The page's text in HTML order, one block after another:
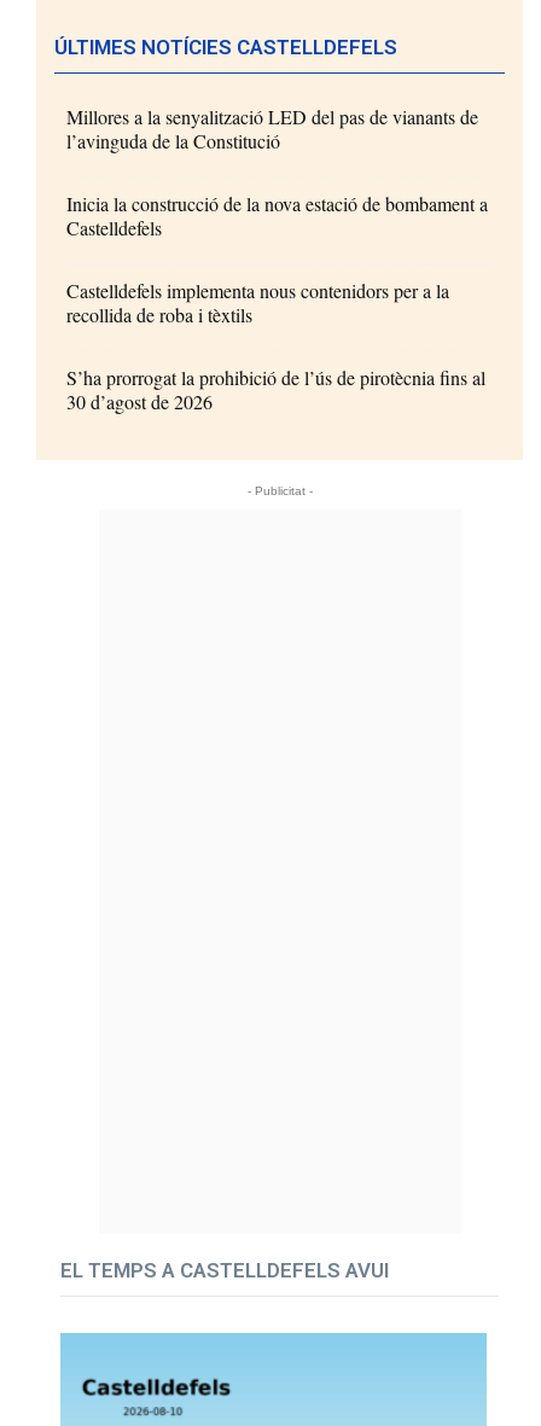
ÚLTIMES NOTÍCIES CASTELLDEFELS
Millores a la senyalització LED del pas de vianants de
l’avinguda de la Constitució
Inicia la construcció de la nova estació de bombament a
Castelldefels
Castelldefels implementa nous contenidors per a la
recollida de roba i tèxtils
S’ha prorrogat la prohibició de l’ús de pirotècnia fins al
30 d’agost de 2026
- Publicitat -
EL TEMPS A CASTELLDEFELS AVUI